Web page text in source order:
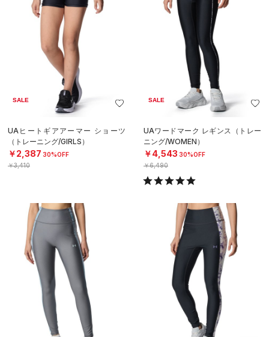
SALE
UAヒートギアアーマー ショーツ
（トレーニング/GIRLS）
￥2,387 30%OFF
￥3,410
SALE
UAワードマーク レギンス（トレー
ニング/WOMEN）
￥4,543 30%OFF
￥6,490